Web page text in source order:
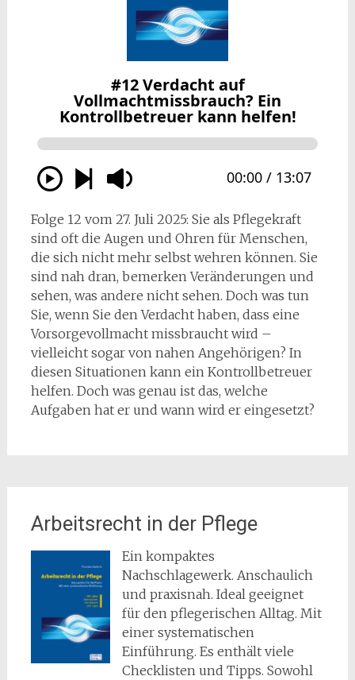
Folge 12 vom 27. Juli 2025: Sie als Pflegekraft
sind oft die Augen und Ohren für Menschen,
die sich nicht mehr selbst wehren können. Sie
sind nah dran, bemerken Veränderungen und
sehen, was andere nicht sehen. Doch was tun
Sie, wenn Sie den Verdacht haben, dass eine
Vorsorgevollmacht missbraucht wird –
vielleicht sogar von nahen Angehörigen? In
diesen Situationen kann ein Kontrollbetreuer
helfen. Doch was genau ist das, welche
Aufgaben hat er und wann wird er eingesetzt?
Arbeitsrecht in der Pflege
Ein kompaktes
Nachschlagewerk. Anschaulich
und praxisnah. Ideal geeignet
für den pflegerischen Alltag. Mit
einer systematischen
Einführung. Es enthält viele
Checklisten und Tipps. Sowohl